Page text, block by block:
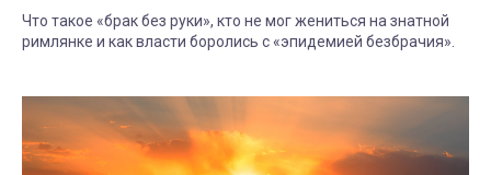
Что такое «брак без руки», кто не мог жениться на знатной
римлянке и как власти боролись с «эпидемией безбрачия».